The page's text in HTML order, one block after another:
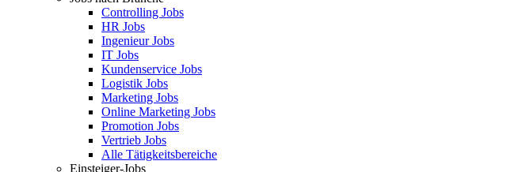
Controlling Jobs
HR Jobs
Ingenieur Jobs
IT Jobs
Kundenservice Jobs
Logistik Jobs
Marketing Jobs
Online Marketing Jobs
Promotion Jobs
Vertrieb Jobs
Alle Tätigkeitsbereiche
Einsteiger-Jobs